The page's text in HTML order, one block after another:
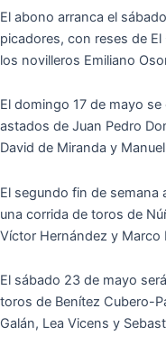
El abono arranca el
picadores, con reses de
los novilleros Emiliano
El domingo 17 de mayo
astados de Juan Pedro
David de Miranda y
El segundo fin de semana
una corrida de toros de
Víctor Hernández y Marco
El sábado 23 de mayo
toros de Benítez Cubero-
Galán, Lea Vicens y